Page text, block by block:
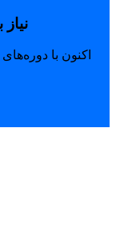
اکنون با